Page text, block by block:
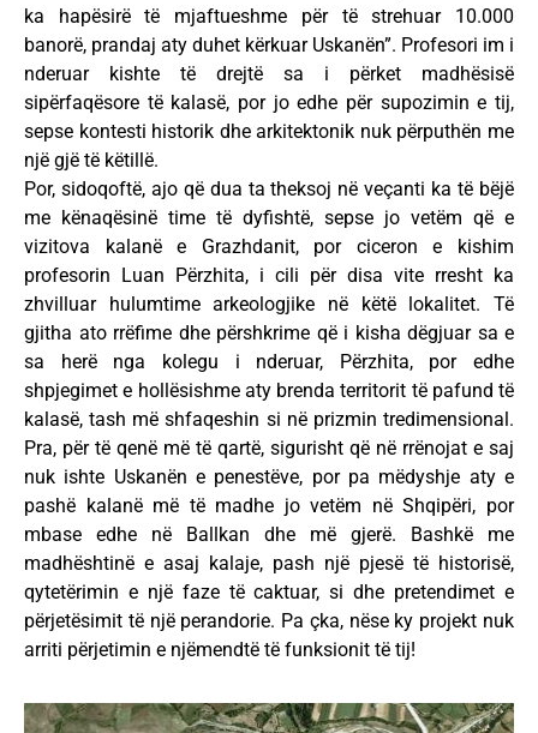
ka hapësirë të mjaftueshme për të strehuar 10.000
banorë, prandaj aty duhet kërkuar Uskanën”. Profesori im i
nderuar kishte të drejtë sa i përket madhësisë
sipërfaqësore të kalasë, por jo edhe për supozimin e tij,
sepse kontesti historik dhe arkitektonik nuk përputhën me
një gjë të këtillë.
Por, sidoqoftë, ajo që dua ta theksoj në veçanti ka të bëjë
me kënaqësinë time të dyfishtë, sepse jo vetëm që e
vizitova kalanë e Grazhdanit, por ciceron e kishim
profesorin Luan Përzhita, i cili për disa vite rresht ka
zhvilluar hulumtime arkeologjike në këtë lokalitet. Të
gjitha ato rrëfime dhe përshkrime që i kisha dëgjuar sa e
sa herë nga kolegu i nderuar, Përzhita, por edhe
shpjegimet e hollësishme aty brenda territorit të pafund të
kalasë, tash më shfaqeshin si në prizmin tredimensional.
Pra, për të qenë më të qartë, sigurisht që në rrënojat e saj
nuk ishte Uskanën e penestëve, por pa mëdyshje aty e
pashë kalanë më të madhe jo vetëm në Shqipëri, por
mbase edhe në Ballkan dhe më gjerë. Bashkë me
madhështinë e asaj kalaje, pash një pjesë të historisë,
qytetërimin e një faze të caktuar, si dhe pretendimet e
përjetësimit të një perandorie. Pa çka, nëse ky projekt nuk
arriti përjetimin e njëmendtë të funksionit të tij!